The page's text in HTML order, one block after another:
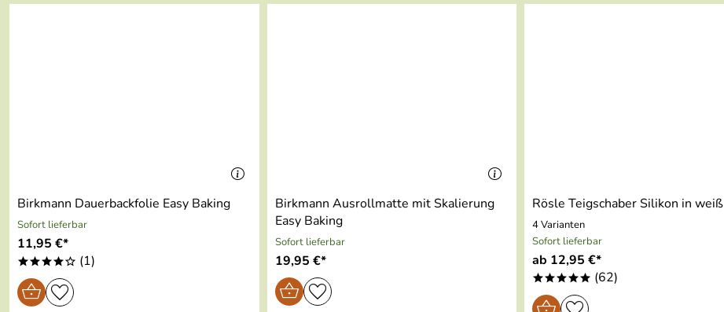
Lochstruktur für gutes Durchbacken
Birkmann Dauerbackfolie Easy Baking
Sofort lieferbar
11,95 €*
****o (1)
Birkmann Ausrollmatte mit Skalierung
Easy Baking
Sofort lieferbar
19,95 €*
Rösle Teigschaber Silikon in weiß
4 Varianten
Sofort lieferbar
ab 12,95 €*
***** (62)